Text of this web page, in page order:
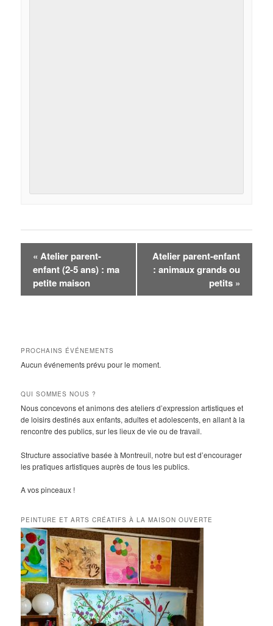
ÉVÈNEMENT
« Atelier parent-
enfant (2-5 ans) : ma
petite maison
Atelier parent-enfant
: animaux grands ou
petits »
PROCHAINS ÉVÉNEMENTS
Aucun événements prévu pour le moment.
QUI SOMMES NOUS ?
Nous concevons et animons des ateliers d’expression artistiques et
de loisirs destinés aux enfants, adultes et adolescents, en allant à la
rencontre des publics, sur les lieux de vie ou de travail.
Structure associative basée à Montreuil, notre but est d’encourager
les pratiques artistiques auprès de tous les publics.
A vos pinceaux !
PEINTURE ET ARTS CRÉATIFS À LA MAISON OUVERTE